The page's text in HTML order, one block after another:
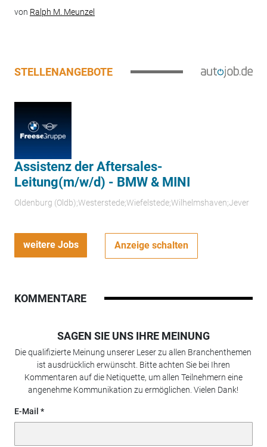
von Ralph M. Meunzel
STELLENANGEBOTE
Assistenz der Aftersales-
Leitung(m/w/d) - BMW & MINI
Oldenburg (Oldb);Westerstede;Wiefelstede;Wilhelmshaven;Jever
weitere Jobs Anzeige schalten
KOMMENTARE
SAGEN SIE UNS IHRE MEINUNG
Die qualifizierte Meinung unserer Leser zu allen Branchenthemen
ist ausdrücklich erwünscht. Bitte achten Sie bei Ihren
Kommentaren auf die Netiquette, um allen Teilnehmern eine
angenehme Kommunikation zu ermöglichen. Vielen Dank!
E-Mail